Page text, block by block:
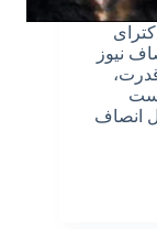
نیوز
دوست
انصاف